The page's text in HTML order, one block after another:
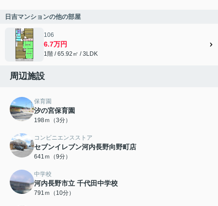
日吉マンションの他の部屋
106
6.7万円
1階 / 65.92㎡ / 3LDK
周辺施設
保育園
汐の宮保育園
198ｍ（3分）
コンビニエンスストア
セブンイレブン河内長野向野町店
641ｍ（9分）
中学校
河内長野市立 千代田中学校
791ｍ（10分）